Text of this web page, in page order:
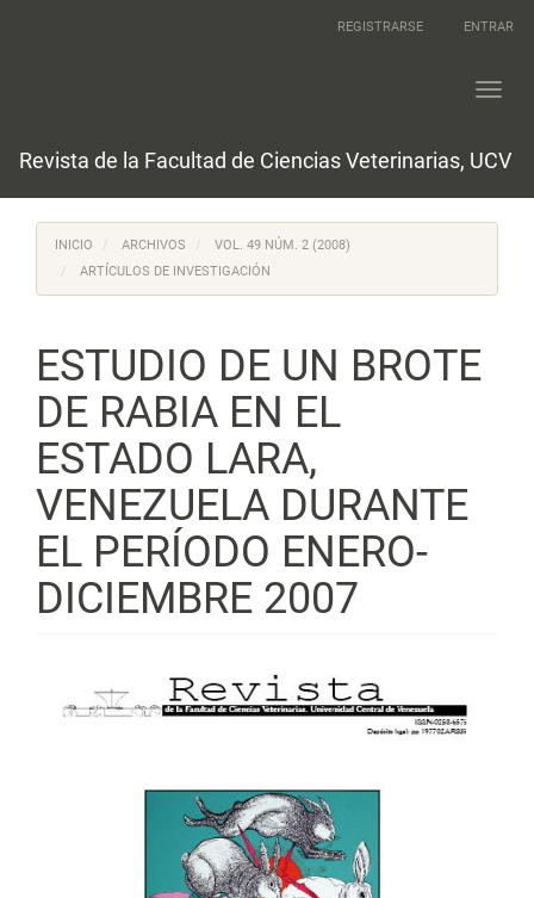
REGISTRARSE ENTRAR
Revista de la Facultad de Ciencias Veterinarias, UCV
INICIO ARCHIVOS
VOL. 49 NÚM. 2 (2008)
ARTÍCULOS DE INVESTIGACIÓN
ESTUDIO DE UN BROTE
DE RABIA EN EL
ESTADO LARA,
VENEZUELA DURANTE
EL PERÍODO ENERO-
DICIEMBRE 2007
Barra
lateral
artículo